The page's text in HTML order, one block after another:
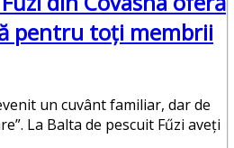
pentru toți membrii
un cuvânt familiar, dar de
La Balta de pescuit Fűzi aveți